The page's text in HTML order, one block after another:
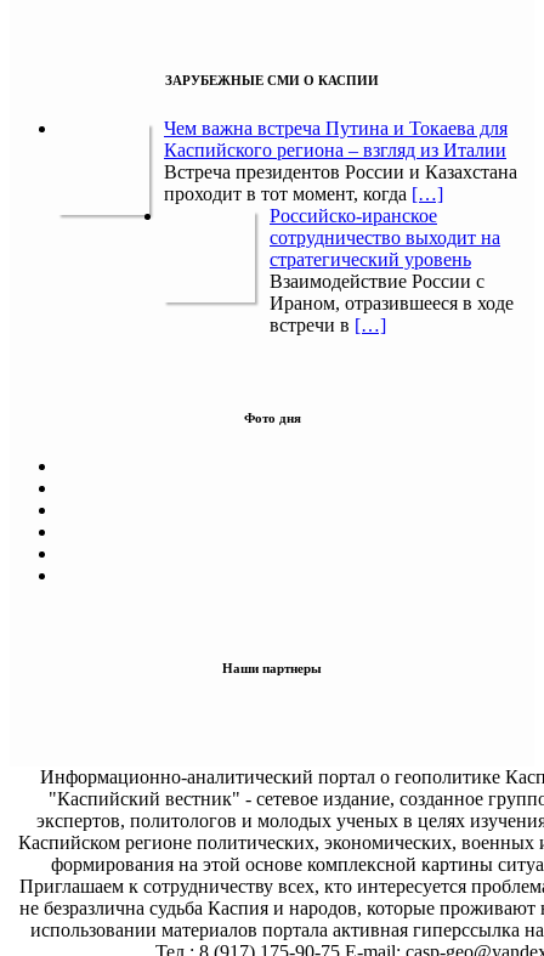
ЗАРУБЕЖНЫЕ СМИ О КАСПИИ
Чем важна встреча Путина и Токаева для
Каспийского региона – взгляд из Италии
Встреча президентов России и Казахстана
проходит в тот момент, когда […]
Российско-иранское
сотрудничество выходит на
стратегический уровень
Взаимодействие России с
Ираном, отразившееся в ходе
встречи в […]
Фото дня
Наши партнеры
Информационно-аналитический портал о геополитике
"Каспийский вестник" - сетевое издание, созданное
экспертов, политологов и молодых ученых в целях
Каспийском регионе политических, экономических, военных
формирования на этой основе комплексной картины
Приглашаем к сотрудничеству всех, кто интересуется
не безразлична судьба Каспия и народов, которые проживают
использовании материалов портала активная гиперссылка на
Тел.: 8 (917) 175-90-75 E-mail: casp-